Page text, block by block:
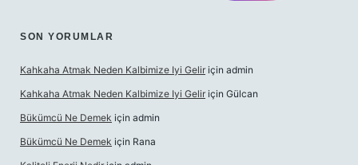
SON YORUMLAR
Kahkaha Atmak Neden Kalbimize Iyi Gelir için admin
Kahkaha Atmak Neden Kalbimize Iyi Gelir için Gülcan
Bükümcü Ne Demek için admin
Bükümcü Ne Demek için Rana